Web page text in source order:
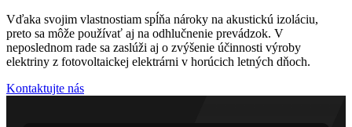
Vďaka svojim vlastnostiam spĺňa nároky na akustickú izoláciu,
preto sa môže používať aj na odhlučnenie prevádzok. V
neposlednom rade sa zaslúži aj o zvýšenie účinnosti výroby
elektriny z fotovoltaickej elektrárni v horúcich letných dňoch.
Kontaktujte nás